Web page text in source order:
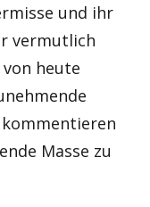
und ihr
vermutlich
heute
Masse zu